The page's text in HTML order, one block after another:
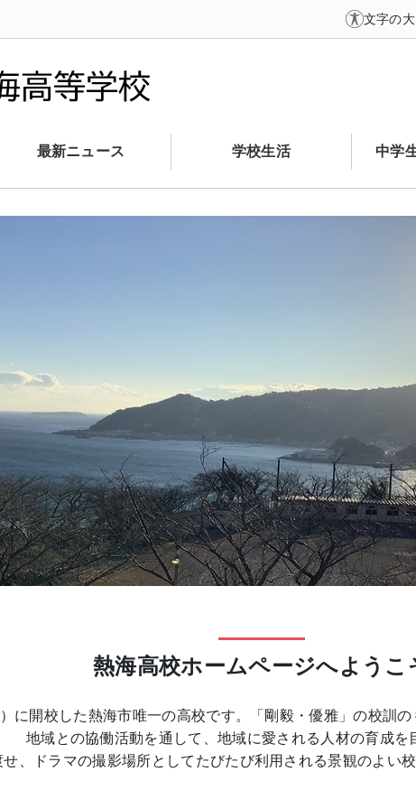
文字の大
最新ニュース 学校生活 中学
熱海高校ホームページへようこ
に開校した熱海市唯一の高校です。「剛毅・優雅」の校訓の
地域との協働活動を通して、地域に愛される人材の育成を
、ドラマの撮影場所としてたびたび利用される景観のよい